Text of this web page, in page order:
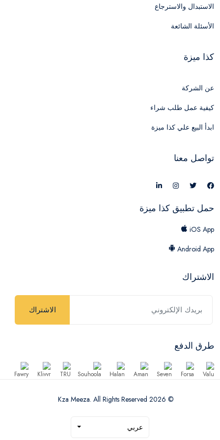
الاستبدال والاسترجاع
الأسئلة الشائعة
كذا ميزة
عن الشركة
كيفية عمل طلب شراء
ابدأ البيع علي كذا ميزة
تواصل معنا
حمل تطبيق كذا ميزة
iOS App
Android App
الاشتراك
الاشتراك
طرق الدفع
© 2026 Kza Meeza. All Rights Reserved
عربي